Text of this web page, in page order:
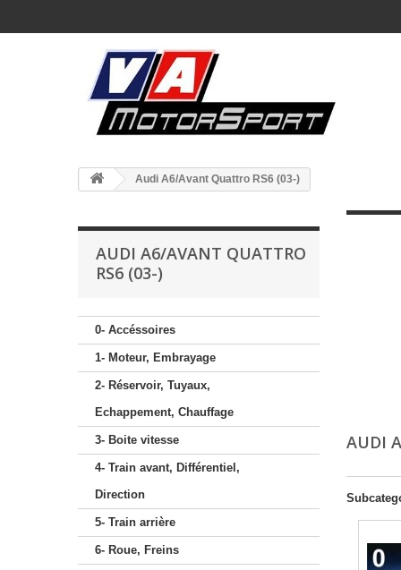
Audi A6/Avant Quattro RS6 (03-)
AUDI A6/AVANT QUATTRO
RS6 (03-)
0- Accéssoires
1- Moteur, Embrayage
2- Réservoir, Tuyaux,
Echappement, Chauffage
3- Boite vitesse
4- Train avant, Différentiel,
Direction
5- Train arrière
6- Roue, Freins
AUDI